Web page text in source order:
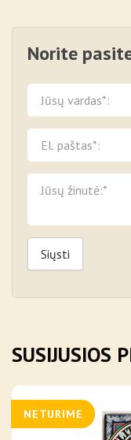
Norite
Siųsti
SUSIJUSIOS
NETURIME